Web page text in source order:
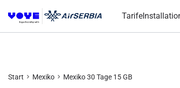
Tarife
Start Mexiko Mexiko 30 Tage 15 GB